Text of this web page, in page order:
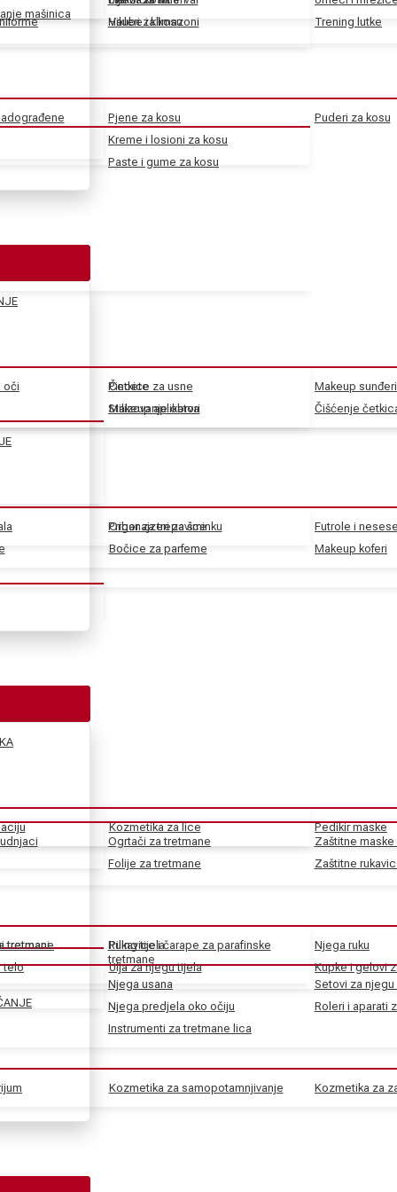
mašinica
Haube i klimazoni
Pjene za kosu
Kreme i losioni za kosu
Paste i gume za kosu
Puderi za kosu
Vikleri za kosu
Trening lutke
oči
Pincete
Stilizovanje obrva
Pribor za trepavice
Četkice za usne
Makeup aplikatori
Makeup sunđeri
Čišćenje
Organajzeri za šminku
Bočice za parfeme
Futrole i
Makeup koferi
tretmane
Rukavice i čarape za parafinske
tretmane
Ogrtači za tretmane
Folije za tretmane
Zaštitne
Zaštitne
Njega usana
Njega predjela oko očiju
Instrumenti za tretmane lica
Setovi za njegu
Roleri i aparati
Kozmetika za lice Pedikir maske
tretmani
telo
Piling tijela
Ulja za njegu tijela
Njega ruku
Kupke i gelovi
Kozmetika za samopotamnjivanje Kozmetika za